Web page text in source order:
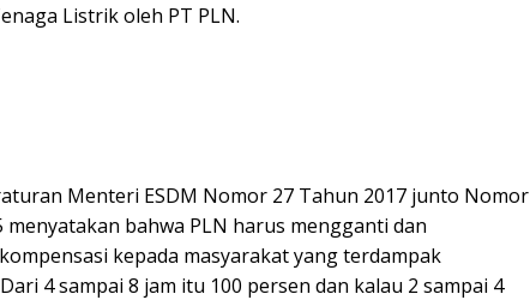
Listrik oleh PT PLN.
Menteri ESDM Nomor 27 Tahun 2017 junto Nomor
menyatakan bahwa PLN harus mengganti dan
kepada masyarakat yang terdampak
4 sampai 8 jam itu 100 persen dan kalau 2 sampai 4